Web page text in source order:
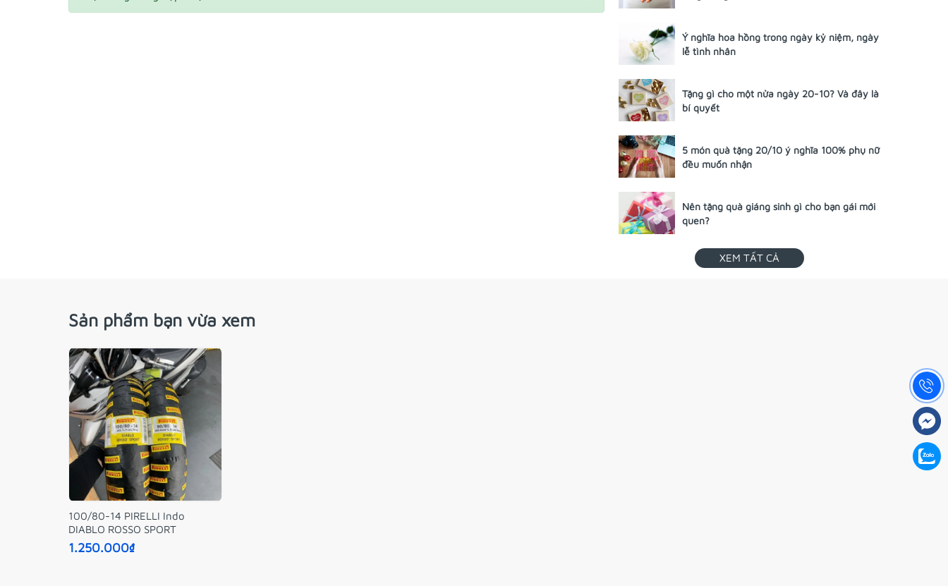
Ý nghĩa hoa hồng trong ngày kỷ niệm, ngày
lễ tình nhân
Tặng gì cho một nửa ngày 20-10? Và đây là
bí quyết
5 món quà tặng 20/10 ý nghĩa 100% phụ nữ
đều muốn nhận
Nên tặng quà giáng sinh gì cho bạn gái mới
quen?
XEM TẤT CẢ
Sản phẩm bạn vừa xem
100/80-14 PIRELLI Indo
DIABLO ROSSO SPORT
1.250.000₫